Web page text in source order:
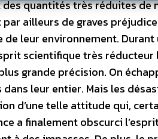
quantités très réduites de
ailleurs de graves
leur environnement. Durant
scientifique très
grande précision. On
leur entier. Mais les
d’une telle attitude qui,
a finalement obscurci